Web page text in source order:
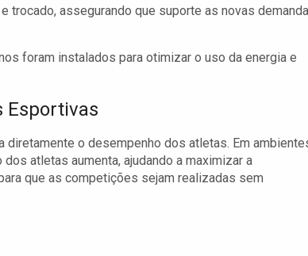
trocado, assegurando que suporte as novas
foram instalados para otimizar o uso da energia e
Esportivas
o desempenho dos atletas. Em
atletas aumenta, ajudando a maximizar a
que as competições sejam realizadas sem